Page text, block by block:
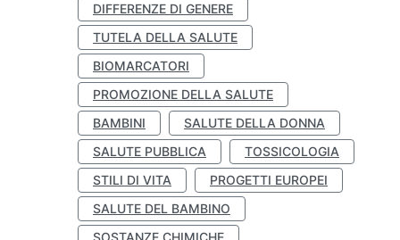
DIFFERENZE DI GENERE
TUTELA DELLA SALUTE
BIOMARCATORI
PROMOZIONE DELLA SALUTE
BAMBINI
SALUTE DELLA DONNA
SALUTE PUBBLICA
TOSSICOLOGIA
STILI DI VITA
PROGETTI EUROPEI
SALUTE DEL BAMBINO
SOSTANZE CHIMICHE